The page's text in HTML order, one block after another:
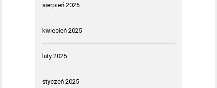
sierpień 2025
kwiecień 2025
luty 2025
styczeń 2025